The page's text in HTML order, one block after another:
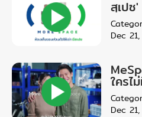
สเปซ
ที่สุดใ
Dec
ใครไ
ของใ
Dec